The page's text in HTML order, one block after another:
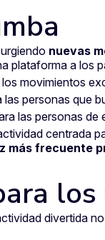
nuevas
plataforma a los
movimientos
las personas que
las personas
centrada
más frecuente
divertida